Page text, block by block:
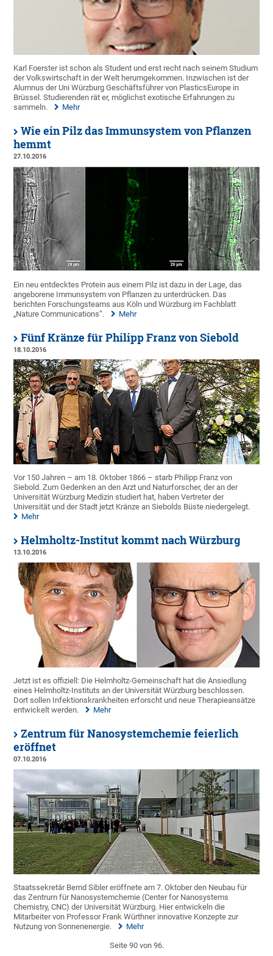
Karl Foerster ist schon als Student und erst recht nach seinem Studium
der Volkswirtschaft in der Welt herumgekommen. Inzwischen ist der
Alumnus der Uni Würzburg Geschäftsführer von PlasticsEurope in
Brüssel. Studierenden rät er, möglichst exotische Erfahrungen zu
sammeln.
Mehr
Wie ein Pilz das Immunsystem von Pflanzen
hemmt
27.10.2016
Ein neu entdecktes Protein aus einem Pilz ist dazu in der Lage, das
angeborene Immunsystem von Pflanzen zu unterdrücken. Das
berichten Forschungsteams aus Köln und Würzburg im Fachblatt
„Nature Communications“.
Mehr
Fünf Kränze für Philipp Franz von Siebold
18.10.2016
Vor 150 Jahren – am 18. Oktober 1866 – starb Philipp Franz von
Siebold. Zum Gedenken an den Arzt und Naturforscher, der an der
Universität Würzburg Medizin studiert hat, haben Vertreter der
Universität und der Stadt jetzt Kränze an Siebolds Büste niedergelegt.
Mehr
Helmholtz-Institut kommt nach Würzburg
13.10.2016
Jetzt ist es offiziell: Die Helmholtz-Gemeinschaft hat die Ansiedlung
eines Helmholtz-Instituts an der Universität Würzburg beschlossen.
Dort sollen Infektionskrankheiten erforscht und neue Therapieansätze
entwickelt werden.
Mehr
Zentrum für Nanosystemchemie feierlich
eröffnet
07.10.2016
Staatssekretär Bernd Sibler eröffnete am 7. Oktober den Neubau für
das Zentrum für Nanosystemchemie (Center for Nanosystems
Chemistry, CNC) der Universität Würzburg. Hier entwickeln die
Mitarbeiter von Professor Frank Würthner innovative Konzepte zur
Nutzung von Sonnenenergie.
Mehr
Seite 90 von 96.